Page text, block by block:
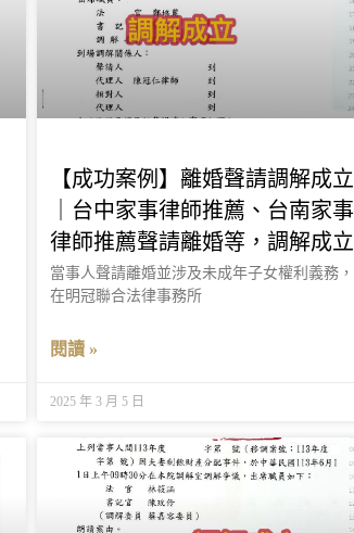
【成功案例】離婚聲請調解成立
｜台中家事律師推薦、台南家事
律師推薦聲請離婚等，調解成立
當事人聲請離婚並涉及未成年子女權利義務，
在明冠聯合法律事務所
閱讀 »
2025 年 3 月 5 日